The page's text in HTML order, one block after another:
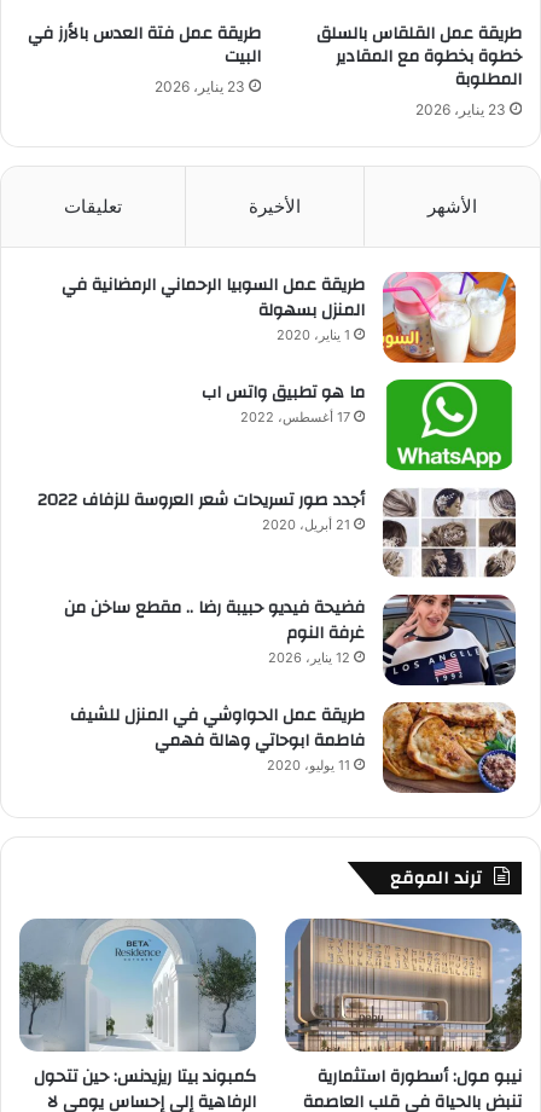
طريقة عمل القلقاس بالسلق
خطوة بخطوة مع المقادير
المطلوبة
23 يناير، 2026
طريقة عمل فتة العدس بالأرز في
البيت
23 يناير، 2026
الأشهر الأخيرة تعليقات
طريقة عمل السوبيا الرحماني الرمضانية في
المنزل بسهولة
1 يناير، 2020
ما هو تطبيق واتس اب
17 أغسطس، 2022
أجدد صور تسريحات شعر العروسة للزفاف 2022
21 أبريل، 2020
فضيحة فيديو حبيبة رضا .. مقطع ساخن من
غرفة النوم
12 يناير، 2026
طريقة عمل الحواوشي في المنزل للشيف
فاطمة ابوحاتي وهالة فهمي
11 يوليو، 2020
ترند الموقع
نيبو مول: أسطورة استثمارية
تنبض بالحياة في قلب العاصمة
كمبوند بيتا ريزيدنس: حين تتحول
الرفاهية إلى إحساس يومي لا